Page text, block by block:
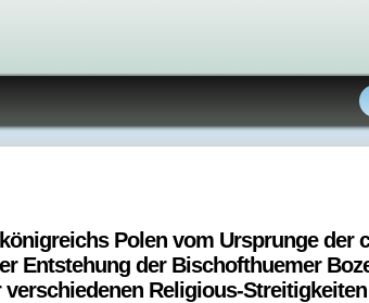
Polen vom Ursprunge der
Entstehung der Bischofthuemer
Religious-